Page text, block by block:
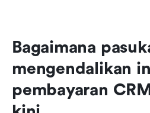
Bagaimana
mengendalikan
pembayaran